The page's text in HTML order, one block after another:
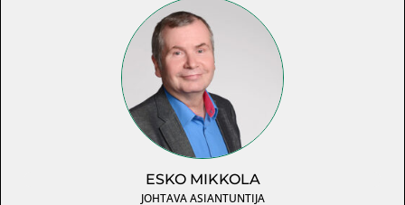
ESKO MIKKOLA
JOHTAVA ASIANTUNTIJA